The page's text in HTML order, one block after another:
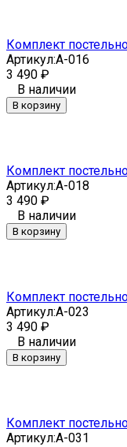
Комплект
Артикул:A-016
3 490 ₽
В наличии
В корзину
Комплект
Артикул:A-018
3 490 ₽
В наличии
В корзину
Комплект
Артикул:A-023
3 490 ₽
В наличии
В корзину
Комплект
Артикул:A-031